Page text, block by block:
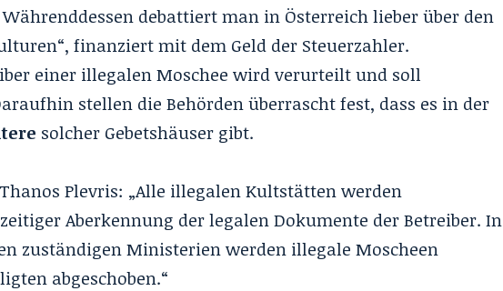
debattiert man in Österreich lieber über den
finanziert mit dem Geld der Steuerzahler.
einer illegalen Moschee wird verurteilt und soll
stellen die Behörden überrascht fest, dass es in der
solcher Gebetshäuser gibt.
Plevris: „Alle illegalen Kultstätten werden
Aberkennung der legalen Dokumente der Betreiber. In
zuständigen Ministerien werden illegale Moscheen
abgeschoben.“